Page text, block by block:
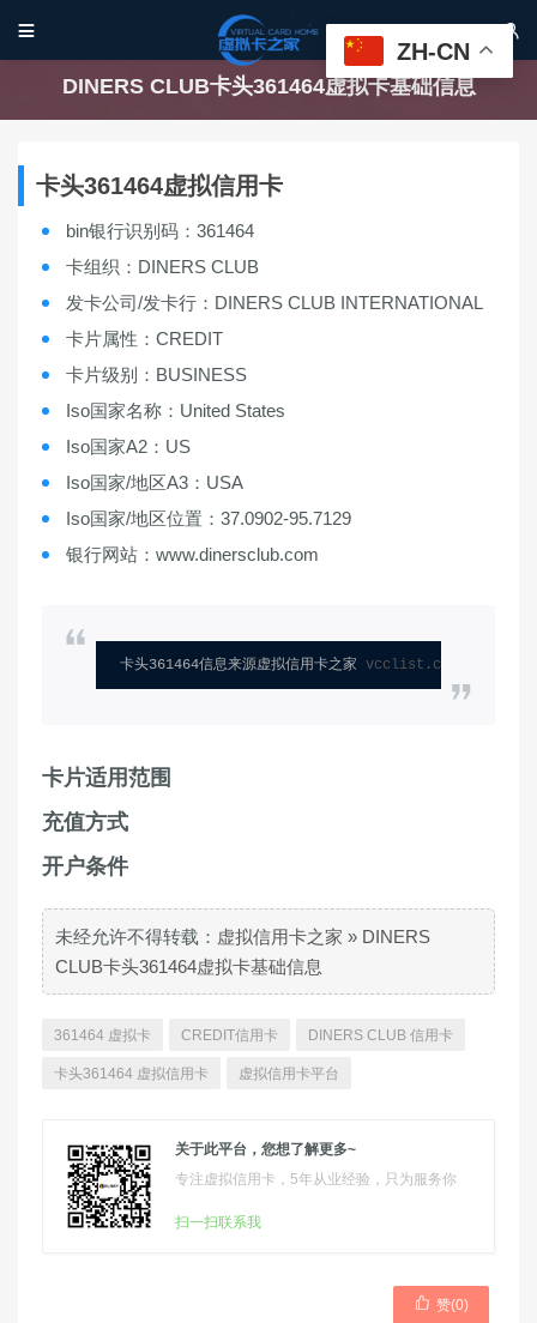
 
DINERS CLUB卡头361464虚拟卡基础信息
卡头361464虚拟信用卡
bin银行识别码：361464
卡组织：DINERS CLUB
发卡公司/发卡行：DINERS CLUB INTERNATIONAL
卡片属性：CREDIT
卡片级别：BUSINESS
Iso国家名称：United States
Iso国家A2：US
Iso国家/地区A3：USA
Iso国家/地区位置：37.0902-95.7129
银行网站：www.dinersclub.com
卡头361464信息来源虚拟信用卡之家 vcclist.com
卡片适用范围
充值方式
开户条件
未经允许不得转载： 虚拟信用卡之家 » DINERS
CLUB卡头361464虚拟卡基础信息
361464 虚拟卡 CREDIT信用卡 DINERS CLUB 信用卡
卡头361464 虚拟信用卡 虚拟信用卡平台
关于此平台，您想了解更多~
专注虚拟信用卡，5年从业经验，只为服务你
扫一扫联系我
 赞(0)
ZH-CN